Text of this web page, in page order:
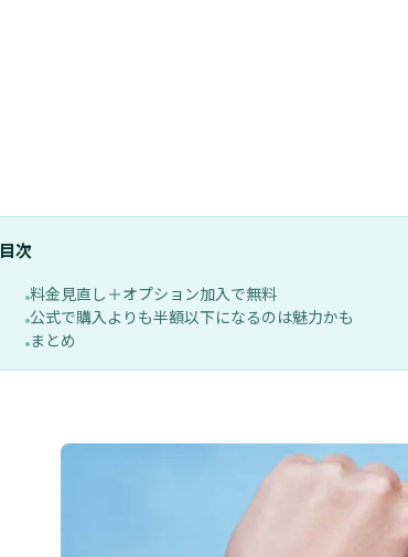
目次
料金見直し＋オプション加入で無料
公式で購入よりも半額以下になるのは魅力かも
まとめ